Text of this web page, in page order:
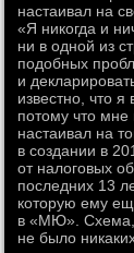
настаивал на
«Я никогда и
ни в одной из
подобных
и
известно, что я
потому что мне
настаивал на
в создании в
от налоговых
последних 13
которую ему
в «МЮ». Схема,
не было